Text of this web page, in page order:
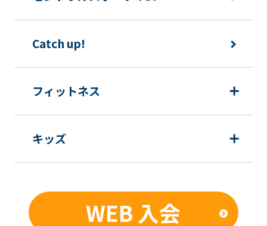
Catch up!
フィットネス
キッズ
WEB 入会